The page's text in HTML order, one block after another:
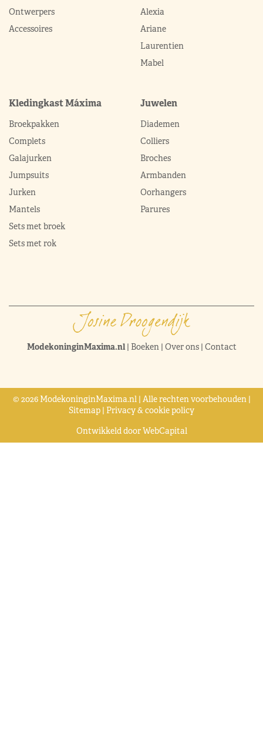
Ontwerpers
Accessoires
Alexia
Ariane
Laurentien
Mabel
Kledingkast Máxima
Broekpakken
Complets
Galajurken
Jumpsuits
Jurken
Mantels
Sets met broek
Sets met rok
Juwelen
Diademen
Colliers
Broches
Armbanden
Oorhangers
Parures
ModekoninginMaxima.nl| Boeken| Over ons| Contact
© 2026 ModekoninginMaxima.nl | Alle rechten voorbehouden |
Sitemap | Privacy & cookie policy
Ontwikkeld doorWebCapital